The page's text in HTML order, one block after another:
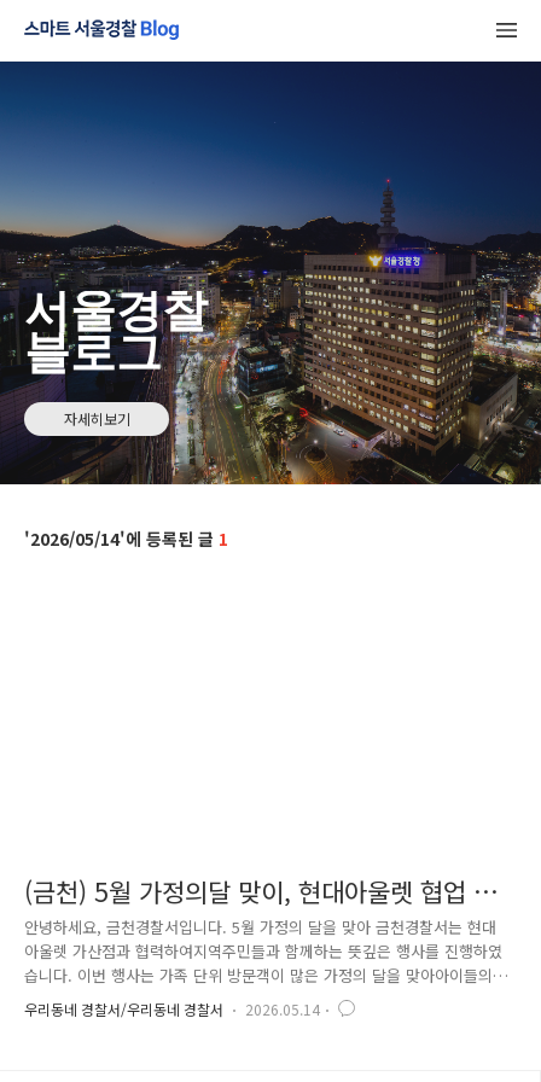
서울경찰
블로그
자세히보기
2026/05/14 1
(금천) 5월 가정의달 맞이, 현대아울렛 협업 부
스 운영
안녕하세요, 금천경찰서입니다. 5월 가정의 달을 맞아 금천경찰서는 현대
아울렛 가산점과 협력하여지역주민들과 함께하는 뜻깊은 행사를 진행하였
습니다. 이번 행사는 가족 단위 방문객이 많은 가정의 달을 맞아아이들의
안전의식을 높이고 실종 예방의 중요성을 알리기 위해 마련되었으며,현장
에서는 실종예방 지문등 사전등록 부스와어린이들에게 큰 인기를 끈 경찰
우리동네 경찰서/우리동네 경찰서 2026.05.14